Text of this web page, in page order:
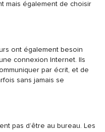
mais également de choisir
ont également besoin
connexion Internet. Ils
par écrit, et de
sans jamais se
pas d’être au bureau. Les